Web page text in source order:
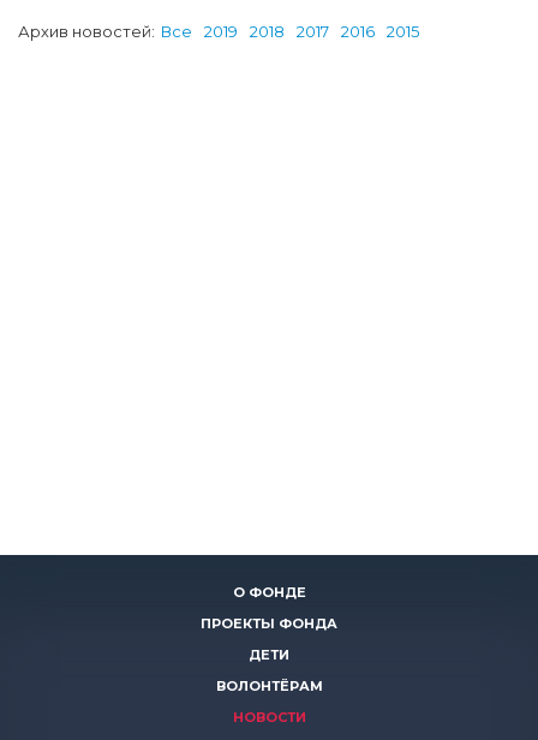
Архив новостей: Все 2019 2018 2017 2016 2015
О ФОНДЕ
ПРОЕКТЫ ФОНДА
ДЕТИ
ВОЛОНТЁРАМ
НОВОСТИ